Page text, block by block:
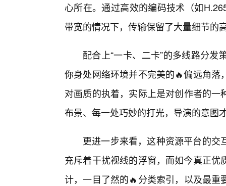
心所在。通过高效的编码技术（如
带宽的情况下，传输保留了大量细节的
配合上“一卡、二卡”的多线路分
你身处网络环境并不完美的🔥偏远角
对画质的执着，实际上是对创作者的
布景、每一处巧妙的打光，导演的意图
更进一步来看，这种资源平台的
充斥着干扰视线的浮窗，而如今真正
计，一目了然的🔥分类索引，以及最